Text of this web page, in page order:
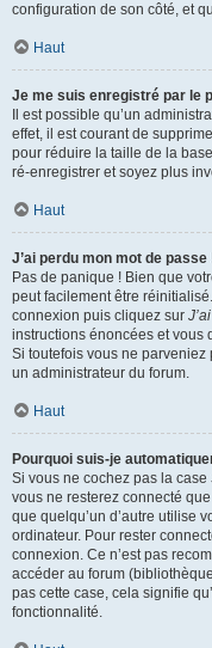
configuration de son côté, et
Haut
Je me suis enregistré par le
Il est possible qu’un
effet, il est courant de
pour réduire la taille de la
ré-enregistrer et soyez plus
Haut
J’ai perdu mon mot de passe
Pas de panique ! Bien que
peut facilement être
connexion puis cliquez sur
instructions énoncées et vous
Si toutefois vous ne
un administrateur du forum.
Haut
Pourquoi suis-je
Si vous ne cochez pas la case
vous ne resterez connecté
que quelqu’un d’autre utilise
ordinateur. Pour rester
connexion. Ce n’est pas
accéder au forum
pas cette case, cela signifie
fonctionnalité.